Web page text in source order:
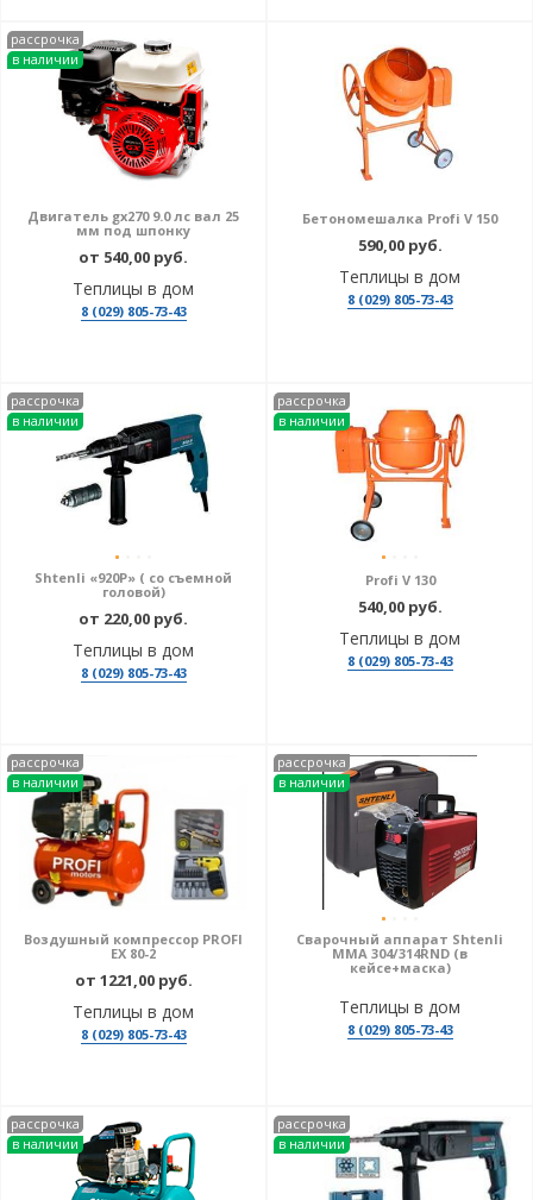
рассрочка
в наличии
Двигатель gx270 9.0 лс вал 25
мм под шпонку
от 540,00 руб.
Теплицы в дом
8 (029) 805-73-43
Бетономешалка Profi V 150
590,00 руб.
Теплицы в дом
8 (029) 805-73-43
рассрочка
в наличии
Shtenli «920P» ( со съемной
головой)
от 220,00 руб.
Теплицы в дом
8 (029) 805-73-43
рассрочка
в наличии
Profi V 130
540,00 руб.
Теплицы в дом
8 (029) 805-73-43
рассрочка
в наличии
Воздушный компрессор PROFI
EX 80-2
от 1221,00 руб.
Теплицы в дом
8 (029) 805-73-43
рассрочка
в наличии
Сварочный аппарат Shtenli
MMA 304/314RND (в
кейсе+маска)
Теплицы в дом
8 (029) 805-73-43
рассрочка
в наличии
рассрочка
в наличии